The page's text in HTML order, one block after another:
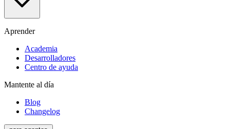
Aprender
Academia
Desarrolladores
Centro de ayuda
Mantente al día
Blog
Changelog